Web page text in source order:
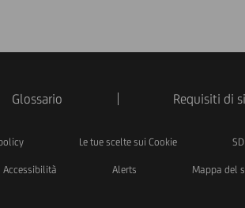
Glossario Requisiti di
Le tue scelte sui Cookie
Accessibilità Alerts Mappa del